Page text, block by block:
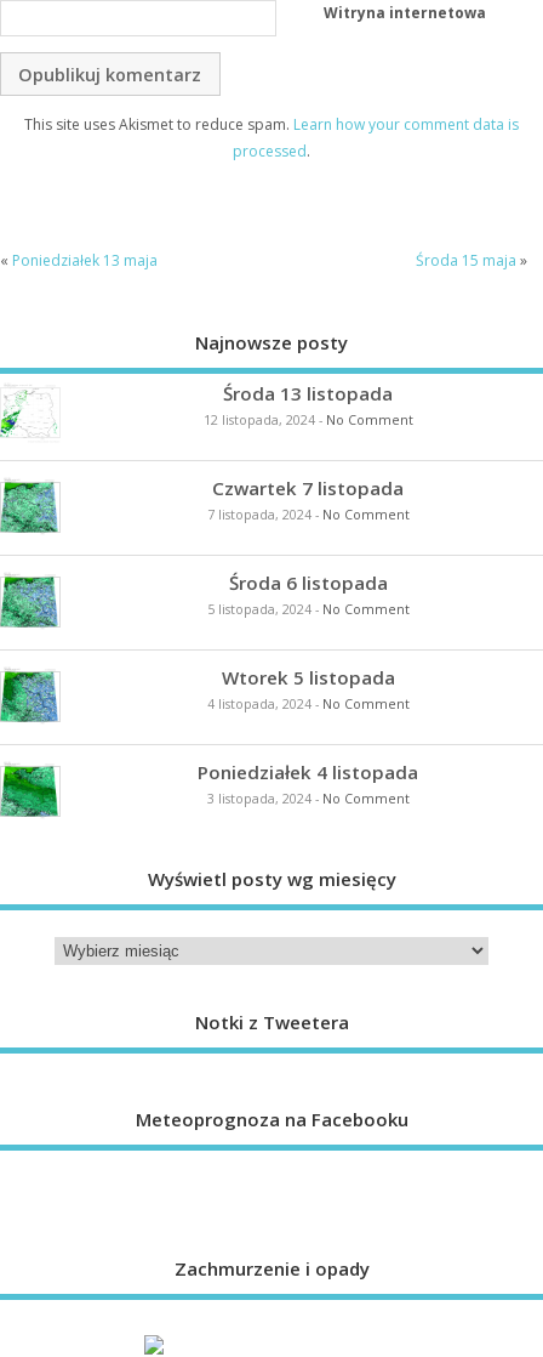
Witryna internetowa
This site uses Akismet to reduce spam. Learn how your comment data is
processed.
« Poniedziałek 13 maja Środa 15 maja »
Najnowsze posty
Środa 13 listopada
12 listopada, 2024- No Comment
Czwartek 7 listopada
7 listopada, 2024- No Comment
Środa 6 listopada
5 listopada, 2024- No Comment
Wtorek 5 listopada
4 listopada, 2024- No Comment
Poniedziałek 4 listopada
3 listopada, 2024- No Comment
Wyświetl posty wg miesięcy
Notki z Tweetera
Meteoprognoza na Facebooku
Zachmurzenie i opady